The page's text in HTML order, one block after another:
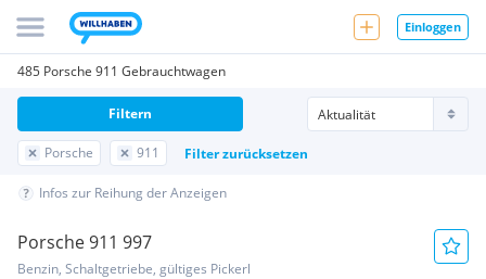
Einloggen
485 Porsche 911 Gebrauchtwagen
Porsche 911 Filter zurücksetzen
Filtern
Infos zur Reihung der Anzeigen
Porsche 911 997
Benzin, Schaltgetriebe, gültiges Pickerl